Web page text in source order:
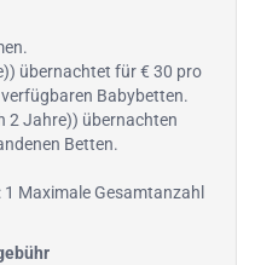
übernachtet für € 30 pro
Babybetten.
2 Jahre)) übernachten
Betten.
Maximale Gesamtanzahl